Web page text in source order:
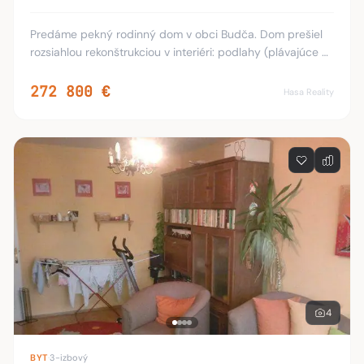
Predáme pekný rodinný dom v obci Budča. Dom prešiel
rozsiahlou rekonštrukciou v interiéri: podlahy (plávajúce p.
kuchynská linka so vstavanými spotreb
272 800 € Hasa Reality
4
BYT·3-izbový